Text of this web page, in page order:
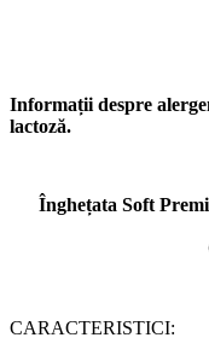
Informații despre
lactoză.
Înghețata Soft
CARACTERISTICI: